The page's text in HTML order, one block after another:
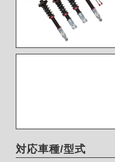
対応車種/型式